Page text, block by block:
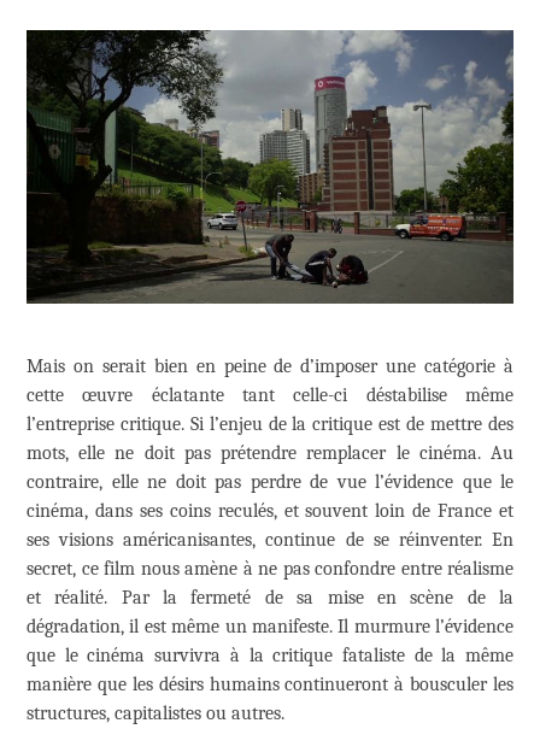
Mais on serait bien en peine de d’imposer une catégorie à
cette œuvre éclatante tant celle-ci déstabilise même
l’entreprise critique. Si l’enjeu de la critique est de mettre des
mots, elle ne doit pas prétendre remplacer le cinéma. Au
contraire, elle ne doit pas perdre de vue l’évidence que le
cinéma, dans ses coins reculés, et souvent loin de France et
ses visions américanisantes, continue de se réinventer. En
secret, ce film nous amène à ne pas confondre entre réalisme
et réalité. Par la fermeté de sa mise en scène de la
dégradation, il est même un manifeste. Il murmure l’évidence
que le cinéma survivra à la critique fataliste de la même
manière que les désirs humains continueront à bousculer les
structures, capitalistes ou autres.